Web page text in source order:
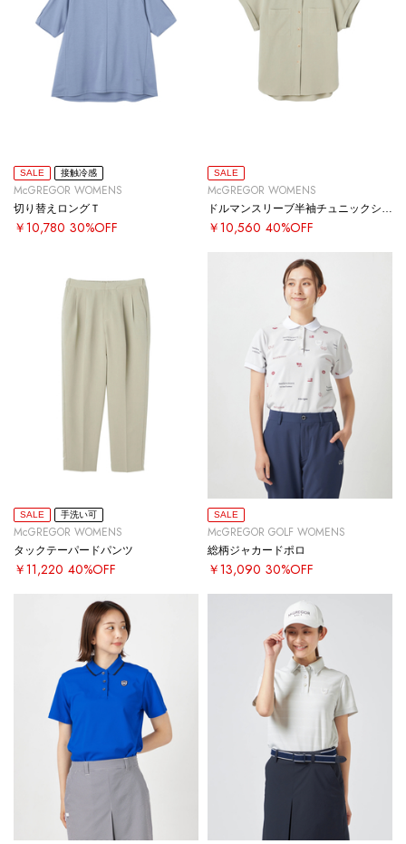
SALE 接触冷感
McGREGOR WOMENS
切り替えロングＴ
￥10,780 30%OFF
SALE
McGREGOR WOMENS
￥10,560 40%OFF
SALE 手洗い可
McGREGOR WOMENS
タックテーパードパンツ
￥11,220 40%OFF
SALE
McGREGOR GOLF WOMENS
総柄ジャカードポロ
￥13,090 30%OFF